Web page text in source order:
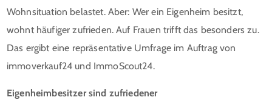
Wohnsituation belastet. Aber: Wer ein Eigenheim besitzt,
wohnt häufiger zufrieden. Auf Frauen trifft das besonders zu.
Das ergibt eine repräsentative Umfrage im Auftrag von
immoverkauf24 und ImmoScout24.
Eigenheimbesitzer sind zufriedener